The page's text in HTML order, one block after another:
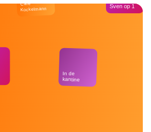
Café
Kockelmann
In de
kantine
Sven op 1